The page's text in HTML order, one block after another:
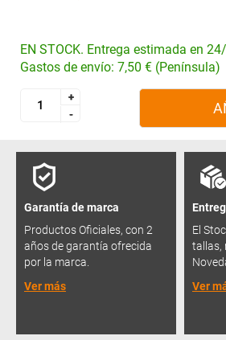
EN STOCK. Entrega estimada en
Gastos de envío: 7,50 € (Península)
+
-
+
-
Garantía de marca
Productos Oficiales, con 2
años de garantía ofrecida
por la marca.
Ver más
El
tallas,
Ver